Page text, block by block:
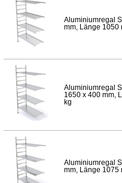
Aluminiumregal
mm, Länge 1050
Aluminiumregal
1650 x 400 mm,
kg
Aluminiumregal
mm, Länge 1075